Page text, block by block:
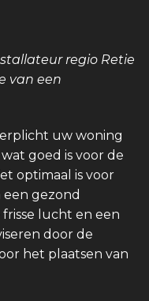
regio Retie
van een
uw woning
goed is voor de
optimaal is voor
gezond
lucht en een
door de
het plaatsen van